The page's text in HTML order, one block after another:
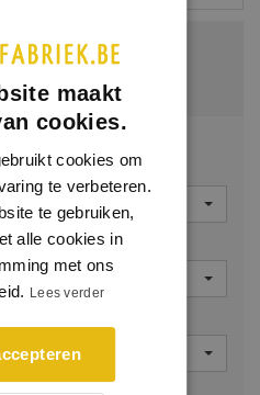
millimeters
maakt
cookies.
cookies om
te verbeteren.
te gebruiken,
alle cookies in
met ons
Lees verder